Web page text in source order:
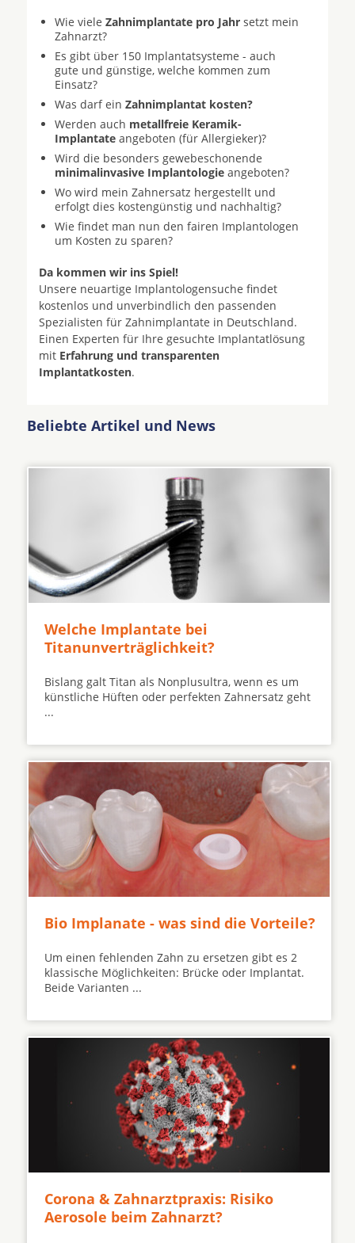
Wie viele Zahnimplantate pro Jahr setzt mein
Zahnarzt?
Es gibt über 150 Implantatsysteme - auch
gute und günstige, welche kommen zum
Einsatz?
Was darf ein Zahnimplantat kosten?
Werden auch metallfreie Keramik-
Implantate angeboten (für Allergieker)?
Wird die besonders gewebeschonende
minimalinvasive Implantologie angeboten?
Wo wird mein Zahnersatz hergestellt und
erfolgt dies kostengünstig und nachhaltig?
Wie findet man nun den fairen Implantologen
um Kosten zu sparen?
Da kommen wir ins Spiel!
Unsere neuartige Implantologensuche findet
kostenlos und unverbindlich den passenden
Spezialisten für Zahnimplantate in Deutschland.
Einen Experten für Ihre gesuchte Implantatlösung
mit Erfahrung und transparenten
Implantatkosten.
Beliebte Artikel und News
Welche Implantate bei
Titanunverträglichkeit?
Bislang galt Titan als Nonplusultra, wenn es um
künstliche Hüften oder perfekten Zahnersatz geht
...
Bio Implanate - was sind die Vorteile?
Um einen fehlenden Zahn zu ersetzen gibt es 2
klassische Möglichkeiten: Brücke oder Implantat.
Beide Varianten ...
Corona & Zahnarztpraxis: Risiko
Aerosole beim Zahnarzt?